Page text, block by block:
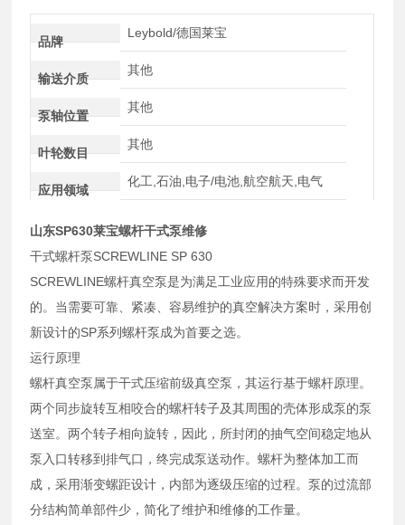
品牌
Leybold/德国莱宝
输送介质
其他
泵轴位置
其他
叶轮数目
其他
应用领域
化工,石油,电子/电池,航空航天,电气
山东SP630莱宝螺杆干式泵维修
干式螺杆泵SCREWLINE SP 630
SCREWLINE螺杆真空泵是为满足工业应用的特殊要求而开发
的。当需要可靠、紧凑、容易维护的真空解决方案时，采用创
新设计的SP系列螺杆泵成为首要之选。
运行原理
螺杆真空泵属于干式压缩前级真空泵，其运行基于螺杆原理。
两个同步旋转互相咬合的螺杆转子及其周围的壳体形成泵的泵
送室。两个转子相向旋转，因此，所封闭的抽气空间稳定地从
泵入口转移到排气口，终完成泵送动作。螺杆为整体加工而
成，采用渐变螺距设计，内部为逐级压缩的过程。泵的过流部
分结构简单部件少，简化了维护和维修的工作量。